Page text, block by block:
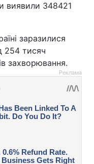
виявили 348421
заразилися
254 тисяч
захворювання.
Реклама